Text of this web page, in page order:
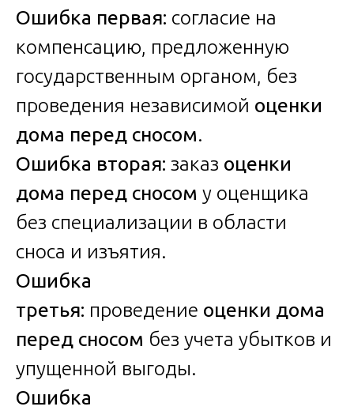
Ошибка первая: согласие на
компенсацию, предложенную
государственным органом, без
проведения независимой оценки
дома перед сносом.
Ошибка вторая: заказ оценки
дома перед сносом у оценщика
без специализации в области
сноса и изъятия.
Ошибка
третья: проведение оценки дома
перед сносом без учета убытков и
упущенной выгоды.
Ошибка